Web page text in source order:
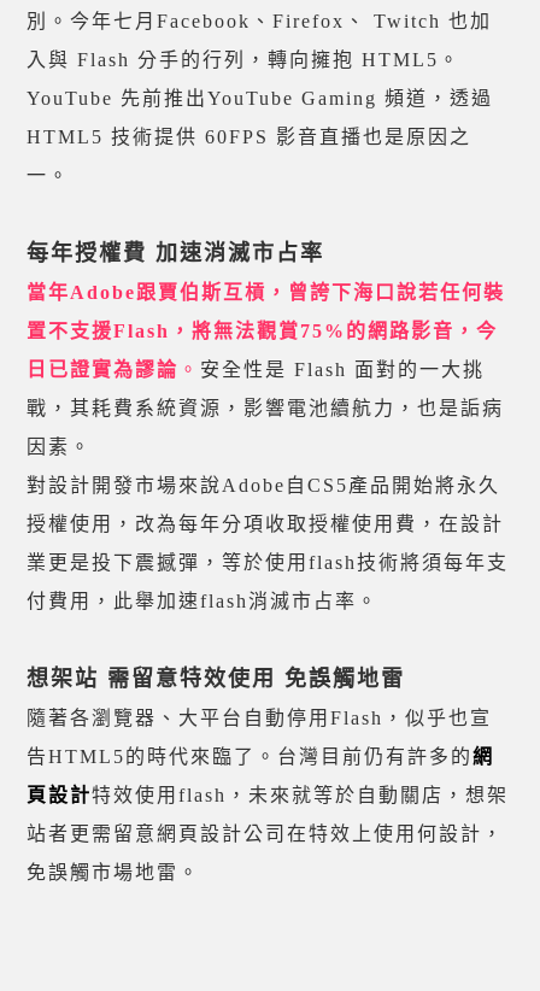
別。今年七月Facebook、Firefox、 Twitch 也加
入與 Flash 分手的行列，轉向擁抱 HTML5。
YouTube 先前推出YouTube Gaming 頻道，透過
HTML5 技術提供 60FPS 影音直播也是原因之
一。
每年授權費 加速消滅市占率
當年Adobe跟賈伯斯互槓，曾誇下海口說若任何裝
置不支援Flash，將無法觀賞75%的網路影音，今
日已證實為謬論 。 安全性是 Flash 面對的一大挑
戰，其耗費系統資源，影響電池續航力，也是詬病
因素。
對設計開發市場來說Adobe自CS5產品開始將永久
授權使用，改為每年分項收取授權使用費，在設計
業更是投下震撼彈，等於使用flash技術將須每年支
付費用，此舉加速flash消滅市占率。
想架站 需留意特效使用 免誤觸地雷
隨著各瀏覽器、大平台自動停用Flash，似乎也宣
告HTML5的時代來臨了。台灣目前仍有許多的網
頁設計特效使用flash，未來就等於自動關店，想架
站者更需留意網頁設計公司在特效上使用何設計，
免誤觸市場地雷。